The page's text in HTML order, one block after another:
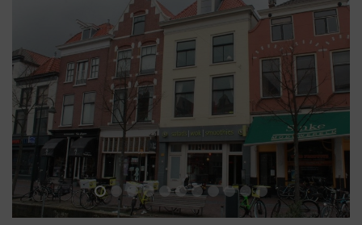
vorige